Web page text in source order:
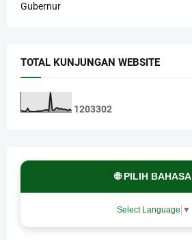
Gubernur
TOTAL KUNJUNGAN WEBSITE
1203302
🌐 PILIH BAHASA
Select Language ▼